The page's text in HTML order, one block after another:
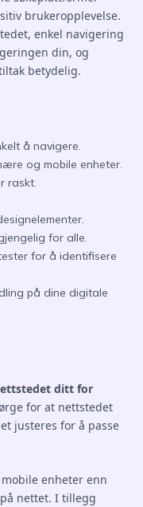
brukeropplevelse.
enkel navigering
din, og
betydelig.
å navigere.
og mobile enheter.
raskt.
for alle.
for å identifisere
på dine digitale
ditt for
for at nettstedet
justeres for å passe
enheter enn
nettet. I tillegg